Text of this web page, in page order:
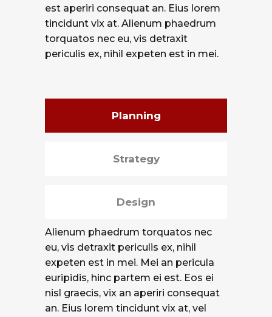
est aperiri consequat an. Eius lorem
tincidunt vix at. Alienum phaedrum
torquatos nec eu, vis detraxit
periculis ex, nihil expeten est in mei.
Planning
Strategy
Design
Alienum phaedrum torquatos nec
eu, vis detraxit periculis ex, nihil
expeten est in mei. Mei an pericula
euripidis, hinc partem ei est. Eos ei
nisl graecis, vix an aperiri consequat
an. Eius lorem tincidunt vix at, vel